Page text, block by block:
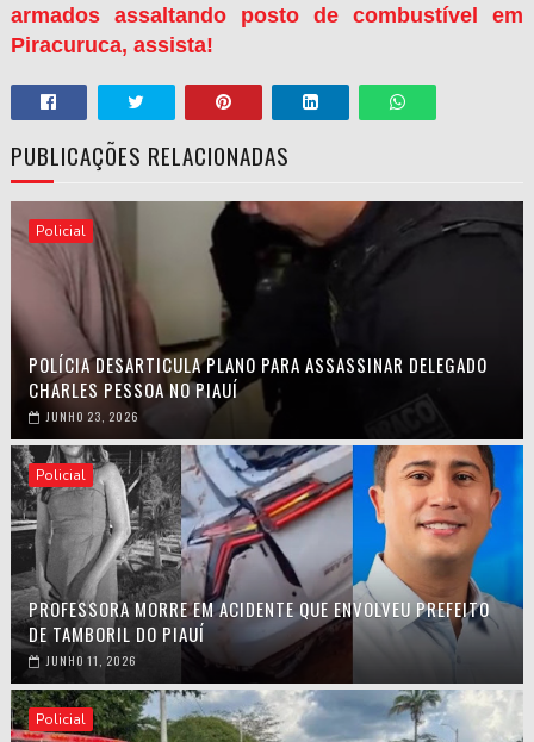
armados assaltando posto de combustível em
Piracuruca, assista!
PUBLICAÇÕES RELACIONADAS
Policial
POLÍCIA DESARTICULA PLANO PARA ASSASSINAR DELEGADO
CHARLES PESSOA NO PIAUÍ
JUNHO 23, 2026
Policial
PROFESSORA MORRE EM ACIDENTE QUE ENVOLVEU PREFEITO
DE TAMBORIL DO PIAUÍ
JUNHO 11, 2026
Policial